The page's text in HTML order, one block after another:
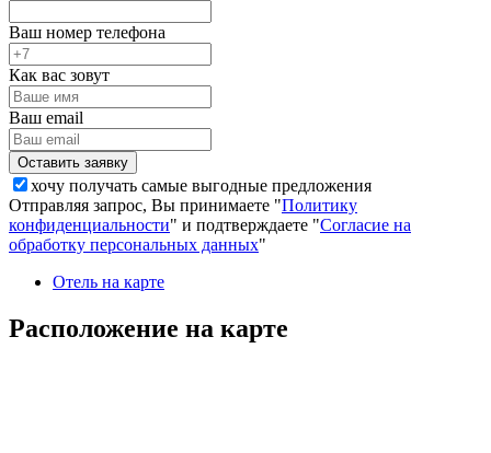
Ваш номер телефона
Как вас зовут
Ваш email
хочу получать самые выгодные предложения
Отправляя запрос, Вы принимаете "Политику
конфиденциальности" и подтверждаете "Согласие на
обработку персональных данных"
Отель на карте
Расположение на карте